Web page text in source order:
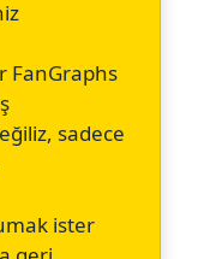
FanGraphs
sadece
ister